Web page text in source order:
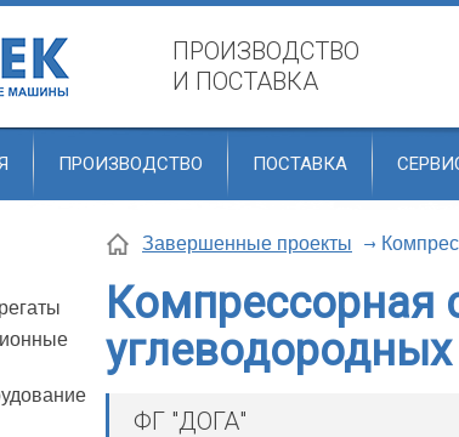
ПРОИЗВОДСТВО
И ПОСТАВКА
ПРОИЗВОДСТВО ПОСТАВКА
Завершенные проекты
Компрессорная
углеводородных
ФГ "ДОГА"